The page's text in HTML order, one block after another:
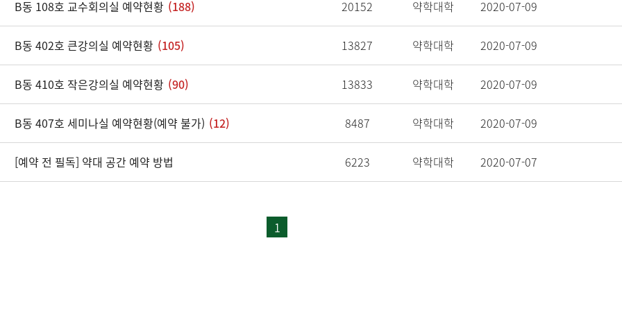
B동 108호 교수회의실 예약현황 (188) 20152 약학대학 2020-07-09
B동 402호 큰강의실 예약현황 (105) 13827 약학대학 2020-07-09
B동 410호 작은강의실 예약현황 (90) 13833 약학대학 2020-07-09
B동 407호 세미나실 예약현황(예약 불가) (12) 8487 약학대학 2020-07-09
[예약 전 필독] 약대 공간 예약 방법 6223 약학대학 2020-07-07
1